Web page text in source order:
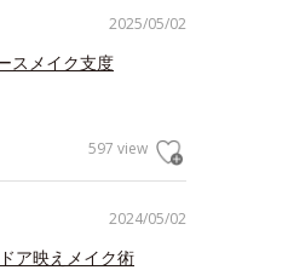
2025/05/02
スメイク支度
597 view
2024/05/02
ア映えメイク術